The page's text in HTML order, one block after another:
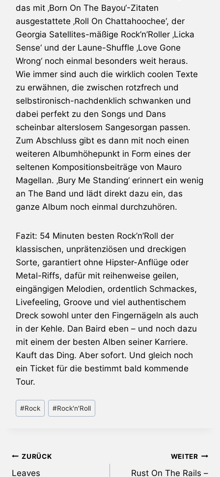
das mit ‚Born On The Bayou‘-Zitaten
ausgestattete ‚Roll On Chattahoochee‘, der
Georgia Satellites-mäßige Rock’n’Roller ‚Licka
Sense‘ und der Laune-Shuffle ‚Love Gone
Wrong‘ noch einmal besonders weit heraus.
Wie immer sind auch die wirklich coolen Texte
zu erwähnen, die zwischen rotzfrech und
selbstironisch-nachdenklich schwanken und
dabei perfekt zu den Songs und Dans
scheinbar alterslosem Sangesorgan passen.
Zum Abschluss gibt es dann mit noch einen
weiteren Albumhöhepunkt in Form eines der
seltenen Kompositionsbeiträge von Mauro
Magellan. ‚Bury Me Standing‘ erinnert ein wenig
an The Band und lädt direkt dazu ein, das
ganze Album noch einmal durchzuhören.
Fazit: 54 Minuten besten Rock’n’Roll der
klassischen, unprätenziösen und dreckigen
Sorte, garantiert ohne Hipster-Anflüge oder
Metal-Riffs, dafür mit reihenweise geilen,
eingängigen Melodien, ordentlich Schmackes,
Livefeeling, Groove und viel authentischem
Dreck sowohl unter den Fingernägeln als auch
in der Kehle. Dan Baird eben – und noch dazu
mit einem der besten Alben seiner Karriere.
Kauft das Ding. Aber sofort. Und gleich noch
ein Ticket für die bestimmt bald kommende
Tour.
Schlagworte:
#Rock #Rock'n'Roll
Beitragsnavigation
ZURÜCK
Leaves
WEITER
Rust On The Rails –